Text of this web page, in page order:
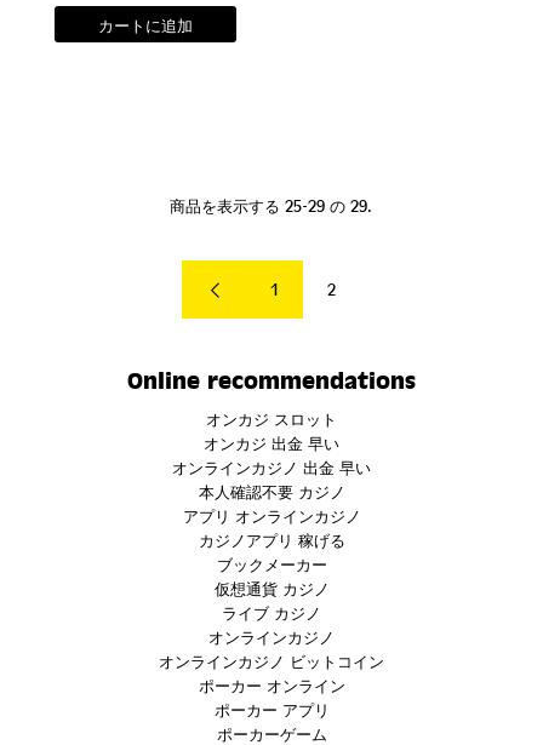
商品を表示する 25-29 の 29.
1 2
Online recommendations
オンカジ スロット
オンカジ 出金 早い
オンラインカジノ 出金 早い
本人確認不要 カジノ
アプリ オンラインカジノ
カジノアプリ 稼げる
ブックメーカー
仮想通貨 カジノ
ライブ カジノ
オンラインカジノ
オンラインカジノ ビットコイン
ポーカー オンライン
ポーカー アプリ
ポーカーゲーム